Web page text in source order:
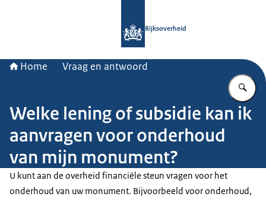
Rijksoverheid
Home Vraag en antwoord
Welke lening of subsidie kan ik
aanvragen voor onderhoud
van mijn monument?
U kunt aan de overheid financiële steun vragen voor het
onderhoud van uw monument. Bijvoorbeeld voor onderhoud,